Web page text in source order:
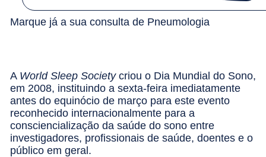
Marque já a sua consulta de Pneumologia
A World Sleep Societycriou o Dia Mundial do Sono,
em 2008, instituindo a sexta-feira imediatamente
antes do equinócio de março para este evento
reconhecido internacionalmente para a
consciencialização da saúde do sono entre
investigadores, profissionais de saúde, doentes e o
público em geral.